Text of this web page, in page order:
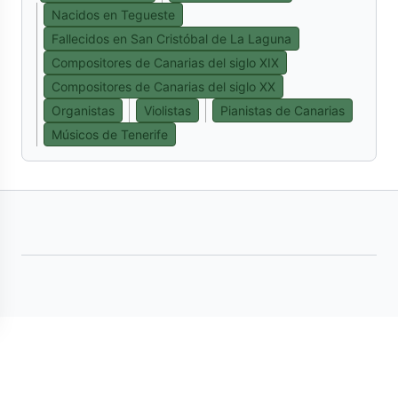
Nacidos en Tegueste
Fallecidos en San Cristóbal de La Laguna
Compositores de Canarias del siglo XIX
Compositores de Canarias del siglo XX
Organistas
Violistas
Pianistas de Canarias
Músicos de Tenerife